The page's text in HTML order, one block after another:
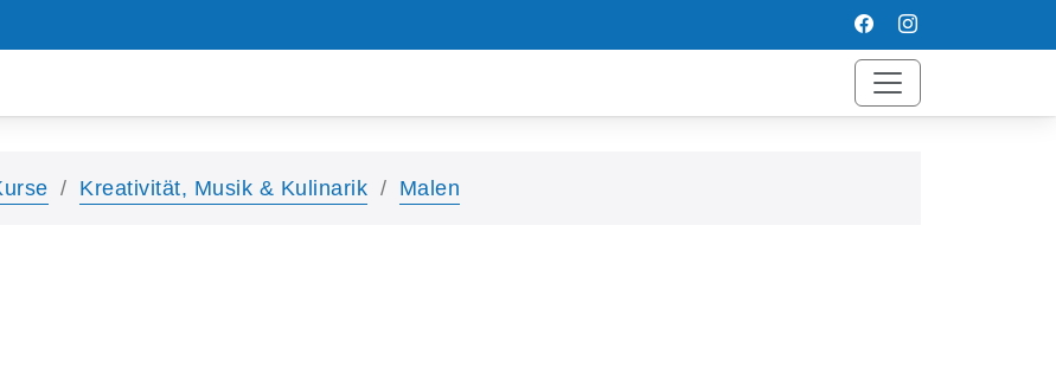
Kreativität, Musik & Kulinarik Malen